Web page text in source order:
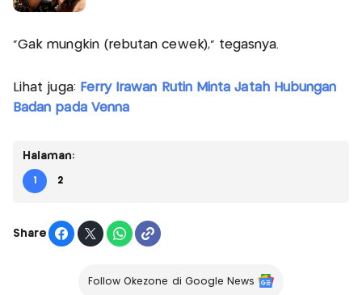
"Gak mungkin (rebutan cewek)," tegasnya.
Lihat juga: Ferry Irawan Rutin Minta Jatah Hubungan
Badan pada Venna
Halaman:
1 2
Share
Follow Okezone di Google News